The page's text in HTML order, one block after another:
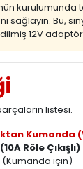
sağlayın. Bu,
12V adaptör
listesi.
Kumanda
Röle Çıkışlı)
(Kumanda için)